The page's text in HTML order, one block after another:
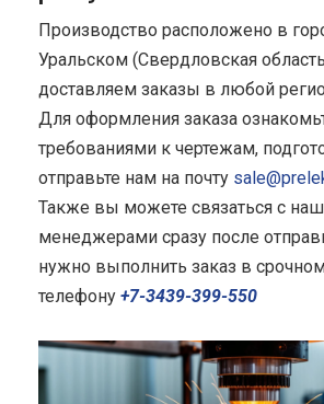
Производство расположено в
Уральском (Свердловская
доставляем заказы в любой
Для оформления заказа
требованиями к чертежам,
отправьте нам на почту
Также вы можете связаться с
менеджерами сразу после
нужно выполнить заказ в
телефону +7-3439-399-550